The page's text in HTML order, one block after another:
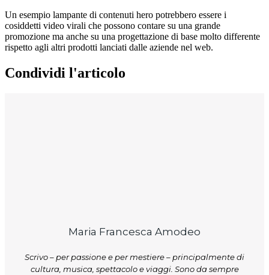
Un esempio lampante di contenuti hero potrebbero essere i
cosiddetti video virali che possono contare su una grande
promozione ma anche su una progettazione di base molto differente
rispetto agli altri prodotti lanciati dalle aziende nel web.
Condividi l'articolo
Maria Francesca Amodeo
Scrivo – per passione e per mestiere – principalmente di
cultura, musica, spettacolo e viaggi. Sono da sempre